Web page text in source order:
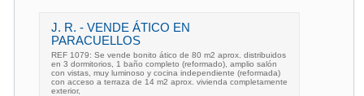
J. R. - VENDE ÁTICO EN
PARACUELLOS
REF 1079: Se vende bonito ático de 80 m2 aprox. distribuidos
en 3 dormitorios, 1 baño completo (reformado), amplio salón
con vistas, muy luminoso y cocina independiente (reformada)
con acceso a terraza de 14 m2 aprox. vivienda completamente
exterior,